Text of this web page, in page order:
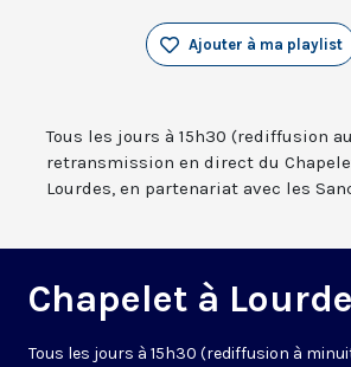
Ajouter à ma playlist
Tous les jours à 15h30 (rediffusion
retransmission en direct du
Lourdes, en partenariat avec les
Chapelet à
Tous les jours à 15h30 (rediffusion à